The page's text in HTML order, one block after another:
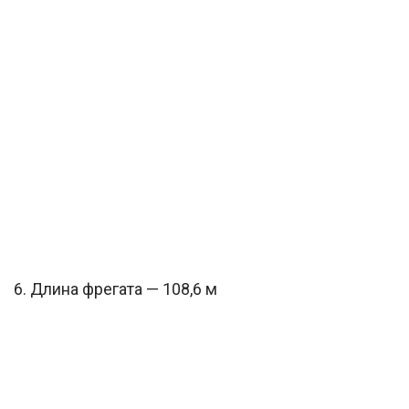
6. Длина фрегата — 108,6 м